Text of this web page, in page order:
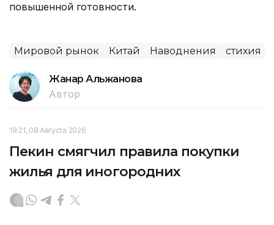
повышенной готовности.
Мировой рынок Китай Наводнения стихия
Жанар Альжанова
Автор
19:21, 08 Августа 2026
Пекин смягчил правила покупки
жилья для иногородних